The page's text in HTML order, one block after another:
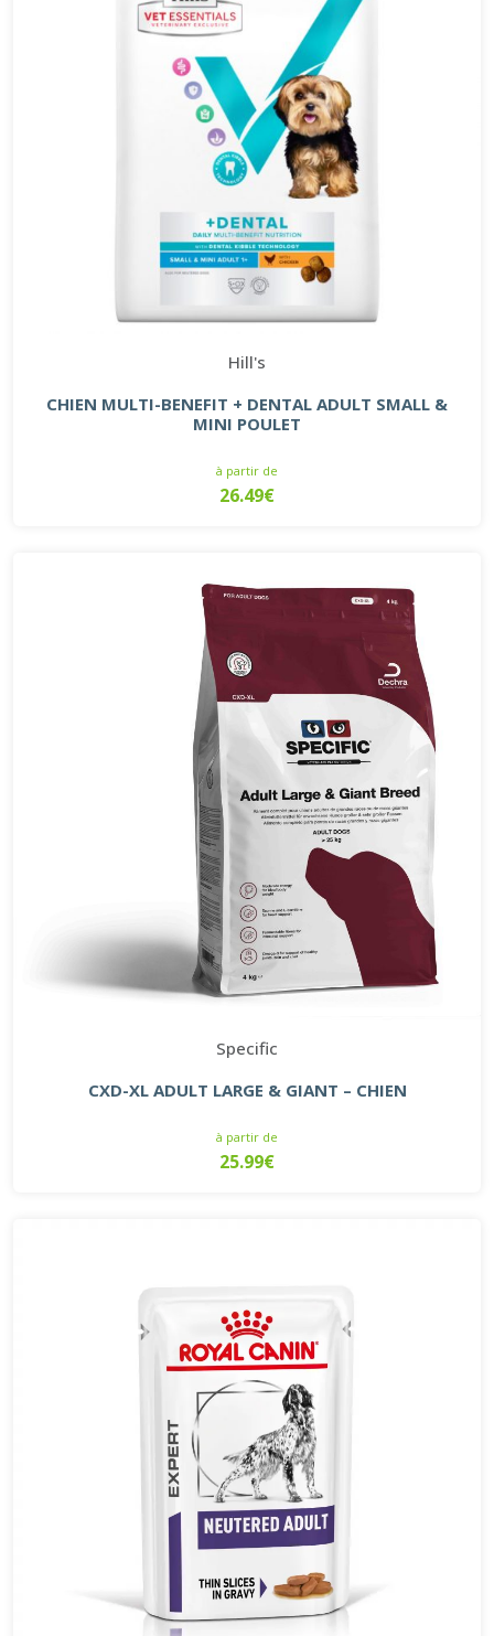
Hill's
CHIEN MULTI-BENEFIT + DENTAL ADULT SMALL &
MINI POULET
à partir de
26.49€
Specific
CXD-XL ADULT LARGE & GIANT – CHIEN
à partir de
25.99€